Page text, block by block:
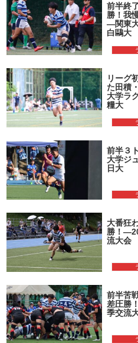
前半終
勝！我
―関東
白鷗大
リーグ
た田積
大学ラ
糧大
前半３
大学ジ
日大
大番狂
勝！
流大会
前半苦
差圧勝
季交流